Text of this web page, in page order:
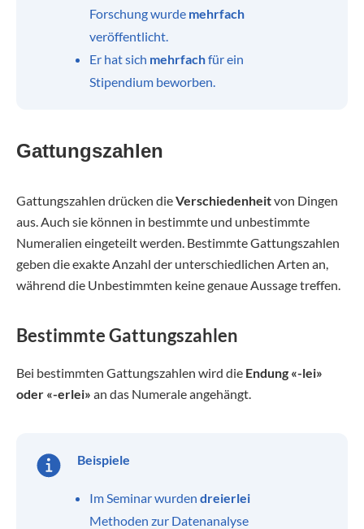
Forschung wurde mehrfach
veröffentlicht.
Er hat sich mehrfachfür ein
Stipendium beworben.
Gattungszahlen
Gattungszahlen drücken dieVerschiedenheitvon Dingen
aus. Auch sie können in bestimmte und unbestimmte
Numeralien eingeteilt werden. Bestimmte Gattungszahlen
geben die exakte Anzahl der unterschiedlichen Arten an,
während die Unbestimmten keine genaue Aussage treffen.
Bestimmte Gattungszahlen
Bei bestimmten Gattungszahlen wird die Endung «-lei»
oder «-erlei» an das Numerale angehängt.
Beispiele
Im Seminar wurden dreierlei
Methoden zur Datenanalyse